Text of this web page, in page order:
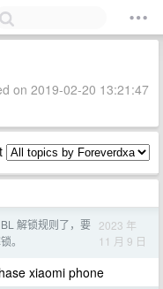
on 2019-02-20 13:21:47
解锁规则了，要
。
2023 年
11 月 9 日
xiaomi phone